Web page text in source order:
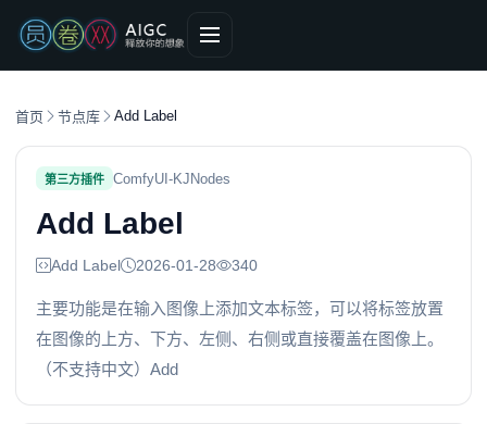
首页 节点库 Add Label
第三方插件 ComfyUI-KJNodes
Add Label
Add Label 2026-01-28 340
主要功能是在输入图像上添加文本标签，可以将标签放置
在图像的上方、下方、左侧、右侧或直接覆盖在图像上。
（不支持中文）Add